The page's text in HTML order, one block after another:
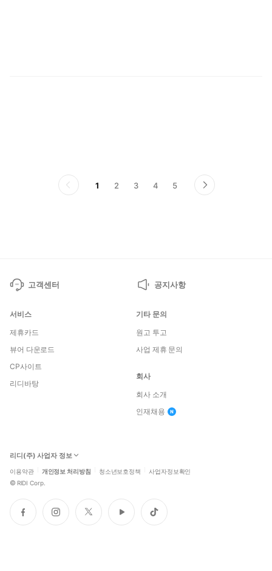
전
1 2 3 4 5
다
음
고객센터 공지사항
서비스
제휴카드
뷰어 다운로드
CP사이트
리디바탕
기타 문의
원고 투고
사업 제휴 문의
회사
회사 소개
인재채용
리디(주) 사업자 정보
이용약관 개인정보 처리방침 청소년보호정책 사업자정보확인
© RIDI Corp.
페
이
인
스
트
위
유
튜
틱
톡